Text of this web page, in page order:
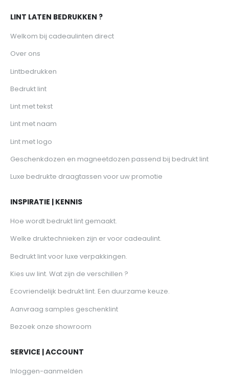
LINT LATEN BEDRUKKEN ?
Welkom bij cadeaulinten direct
Over ons
Lintbedrukken
Bedrukt lint
Lint met tekst
Lint met naam
Lint met logo
Geschenkdozen en magneetdozen passend bij bedrukt lint
Luxe bedrukte draagtassen voor uw promotie
INSPIRATIE | KENNIS
Hoe wordt bedrukt lint gemaakt.
Welke druktechnieken zijn er voor cadeaulint.
Bedrukt lint voor luxe verpakkingen.
Kies uw lint. Wat zijn de verschillen ?
Ecovriendelijk bedrukt lint. Een duurzame keuze.
Aanvraag samples geschenklint
Bezoek onze showroom
SERVICE | ACCOUNT
Inloggen-aanmelden